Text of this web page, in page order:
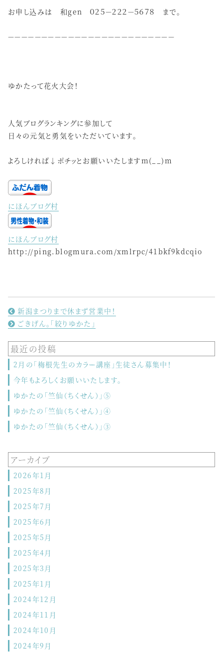
お申し込みは 和gen ０２５－２２２－５６７８ まで。
－－－－－－－－－－－－－－－－－－－－－－－－－
ゆかたって花火大会！
人気ブログランキングに参加して
日々の元気と勇気をいただいています。
よろしければ↓ポチッとお願いいたしますm(__)m
にほんブログ村
にほんブログ村
http://ping.blogmura.com/xmlrpc/41bkf9kdcqio
新潟まつりまで休まず営業中！
ごきげん。「絞りゆかた」
最近の投稿
2月の「梅根先生のカラー講座」生徒さん募集中！
今年もよろしくお願いいたします。
ゆかたの「竺仙（ちくせん）」⑤
ゆかたの「竺仙（ちくせん）」④
ゆかたの「竺仙（ちくせん）」③
アーカイブ
2026年1月
2025年8月
2025年7月
2025年6月
2025年5月
2025年4月
2025年3月
2025年1月
2024年12月
2024年11月
2024年10月
2024年9月